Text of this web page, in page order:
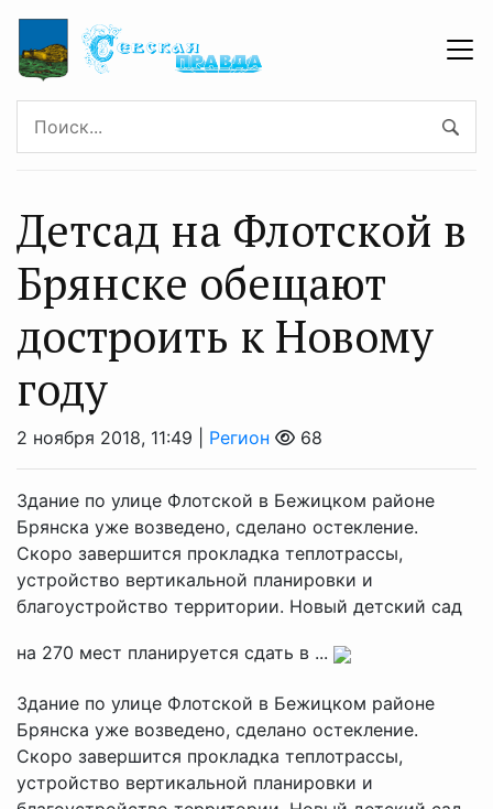
Детсад на Флотской в
Брянске обещают
достроить к Новому
году
2 ноября 2018, 11:49 | Регион 68
Здание по улице Флотской в Бежицком районе
Брянска уже возведено, сделано остекление.
Скоро завершится прокладка теплотрассы,
устройство вертикальной планировки и
благоустройство территории. Новый детский сад
на 270 мест планируется сдать в ...
Здание по улице Флотской в Бежицком районе
Брянска уже возведено, сделано остекление.
Скоро завершится прокладка теплотрассы,
устройство вертикальной планировки и